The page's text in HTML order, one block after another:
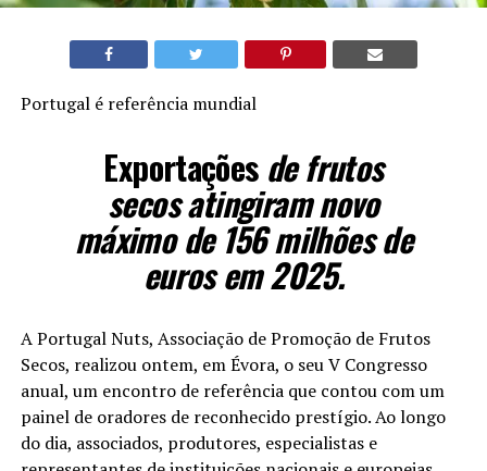
Portugal é referência mundial
Exportaçõesde frutos
secos atingiram novo
máximo de 156 milhões de
euros em 2025.
A Portugal Nuts, Associação de Promoção de Frutos
Secos, realizou ontem, em Évora, o seu V Congresso
anual, um encontro de referência que contou com um
painel de oradores de reconhecido prestígio. Ao longo
do dia, associados, produtores, especialistas e